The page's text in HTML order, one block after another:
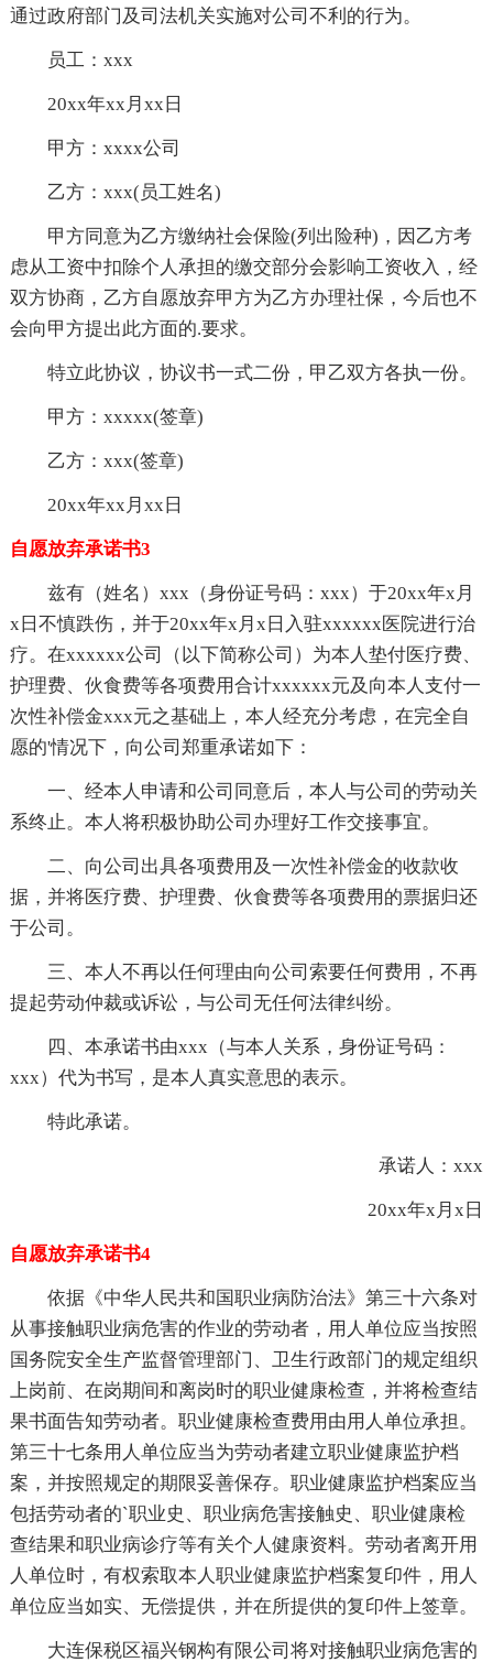
通过政府部门及司法机关实施对公司不利的行为。
员工：xxx
20xx年xx月xx日
甲方：xxxx公司
乙方：xxx(员工姓名)
甲方同意为乙方缴纳社会保险(列出险种)，因乙方考
虑从工资中扣除个人承担的缴交部分会影响工资收入，经
双方协商，乙方自愿放弃甲方为乙方办理社保，今后也不
会向甲方提出此方面的.要求。
特立此协议，协议书一式二份，甲乙双方各执一份。
甲方：xxxxx(签章)
乙方：xxx(签章)
20xx年xx月xx日
自愿放弃承诺书3
兹有（姓名）xxx（身份证号码：xxx）于20xx年x月
x日不慎跌伤，并于20xx年x月x日入驻xxxxxx医院进行治
疗。在xxxxxx公司（以下简称公司）为本人垫付医疗费、
护理费、伙食费等各项费用合计xxxxxx元及向本人支付一
次性补偿金xxx元之基础上，本人经充分考虑，在完全自
愿的'情况下，向公司郑重承诺如下：
一、经本人申请和公司同意后，本人与公司的劳动关
系终止。本人将积极协助公司办理好工作交接事宜。
二、向公司出具各项费用及一次性补偿金的收款收
据，并将医疗费、护理费、伙食费等各项费用的票据归还
于公司。
三、本人不再以任何理由向公司索要任何费用，不再
提起劳动仲裁或诉讼，与公司无任何法律纠纷。
四、本承诺书由xxx（与本人关系，身份证号码：
xxx）代为书写，是本人真实意思的表示。
特此承诺。
承诺人：xxx
20xx年x月x日
自愿放弃承诺书4
依据《中华人民共和国职业病防治法》第三十六条对
从事接触职业病危害的作业的劳动者，用人单位应当按照
国务院安全生产监督管理部门、卫生行政部门的规定组织
上岗前、在岗期间和离岗时的职业健康检查，并将检查结
果书面告知劳动者。职业健康检查费用由用人单位承担。
第三十七条用人单位应当为劳动者建立职业健康监护档
案，并按照规定的期限妥善保存。职业健康监护档案应当
包括劳动者的`职业史、职业病危害接触史、职业健康检
查结果和职业病诊疗等有关个人健康资料。劳动者离开用
人单位时，有权索取本人职业健康监护档案复印件，用人
单位应当如实、无偿提供，并在所提供的复印件上签章。
大连保税区福兴钢构有限公司将对接触职业病危害的